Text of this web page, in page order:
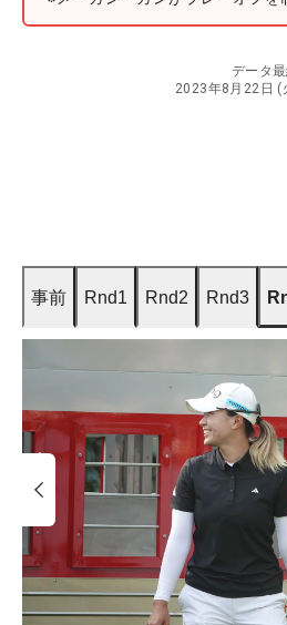
データ最
2023年8月22日 (
事前 Rnd1 Rnd2 Rnd3